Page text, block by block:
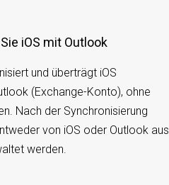
iOS mit Outlook
und überträgt iOS
(Exchange-Konto), ohne
Nach der Synchronisierung
von iOS oder Outlook aus
werden.